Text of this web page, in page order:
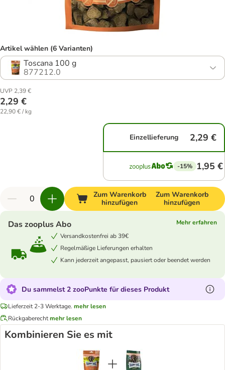
Artikel wählen (6 Varianten)
Toscana 100 g
877212.0
UVP 2,39 €
2,29 €
22,90 € / kg
Einzellieferung 2,29 €
-15% 1,95 €
Zum Warenkorb
hinzufügen
Zum Warenkorb
hinzufügen
Das zooplus Abo
Mehr erfahren
Versandkostenfrei ab 39€
Regelmäßige Lieferungen erhalten
Kann jederzeit angepasst, pausiert oder beendet werden
Du sammelst 2 zooPunkte für dieses Produkt
Lieferzeit 2-3 Werktage. mehr lesen
Rückgaberechtmehr lesen
Kombinieren Sie es mit